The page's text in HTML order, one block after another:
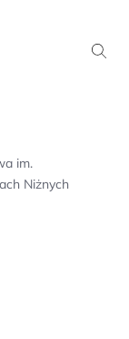
im.
Niżnych